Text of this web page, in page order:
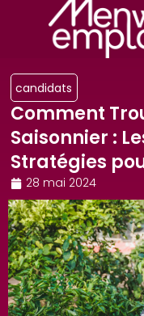
candidats
Comment
Saisonnier :
Stratégies
28 mai 2024